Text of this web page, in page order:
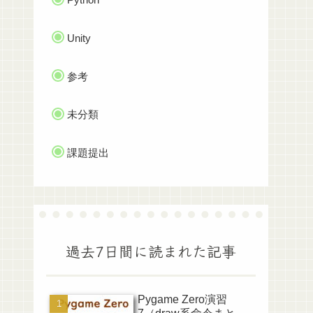
Unity
参考
未分類
課題提出
過去7日間に読まれた記事
Pygame Zero演習